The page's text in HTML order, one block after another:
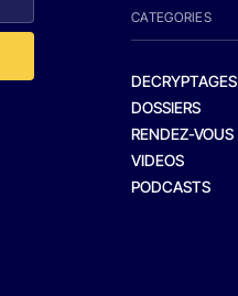
CATEGORIES
DECRYPTAGES
DOSSIERS
RENDEZ-VOUS
VIDEOS
PODCASTS